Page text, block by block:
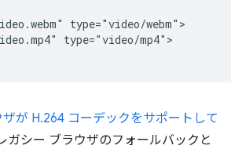
type="video/webm">
type="video/mp4">
が H.264 コーデックをサポートして
ガシー ブラウザのフォールバックと